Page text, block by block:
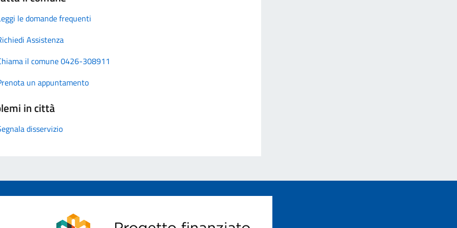
le domande frequenti
Assistenza
il comune 0426-308911
un appuntamento
in città
disservizio